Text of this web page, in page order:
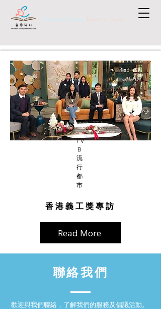
Passion to Dream,
TV
B
流
行
都
市
香港義工獎專訪
Read More
聯絡我們
歡迎與我們聯絡，了解我們的服務及倡議活動。